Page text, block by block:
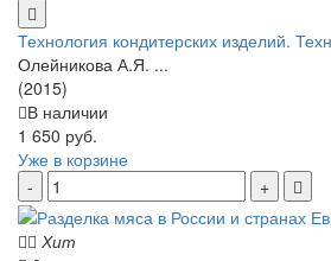
Технология кондитерских изделий.
Олейникова А.Я. ...
(2015)
В наличии
1 650 руб.
Уже в корзине
Хит